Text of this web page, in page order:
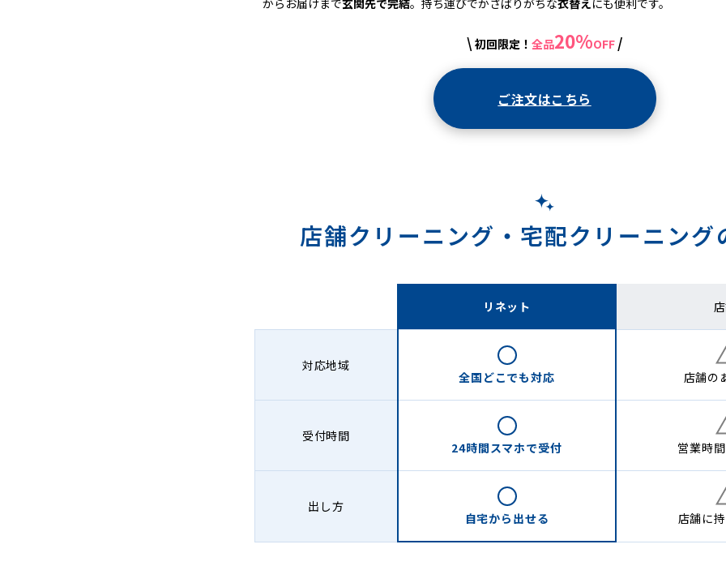
からお届けまで玄関先で完結。持ち運びでかさばりがちな衣替えにも便利です。
\ 初回限定！ 全品20%OFF /
ご注文はこちら
店舗クリーニング・ 宅配クリーニング
リネット
対応地域
全国どこでも対応 店舗の
受付時間
24時間スマホで受付 営業時
出し方
自宅から 出せる 店舗に